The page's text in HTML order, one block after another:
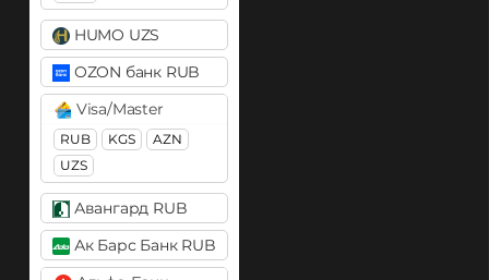
DOGE
Ethereum (ETH)
BEP20 ERC20
OP
ARB
Ethereum Classic (ETC)
Fetch.ai (FET)
Gram (Toncoin)
Hedera (HBAR)
HUMO UZS
OZON банк RUB
Visa/Master
RUB KGS
AZN
UZS
Авангард RUB
Ак Барс Банк RUB